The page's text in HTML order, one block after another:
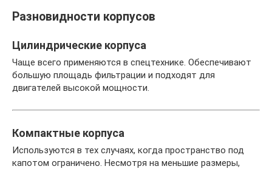
Разновидности корпусов
Цилиндрические корпуса
Чаще всего применяются в спецтехнике. Обеспечивают
большую площадь фильтрации и подходят для
двигателей высокой мощности.
Компактные корпуса
Используются в тех случаях, когда пространство под
капотом ограничено. Несмотря на меньшие размеры,